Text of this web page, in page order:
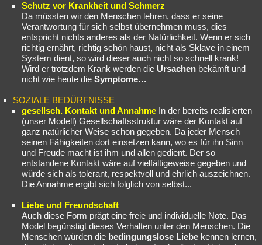
Schutz vor Krankheit und Schmerz
Da müssten wir den Menschen lehren, dass er seine
Verantwortung für sich selbst übernehmen muss, dies
entspricht nichts anderes als der Natürlichkeit. Wenn er sich
richtig ernährt, richtig schön haust, nicht als Sklave in einem
System dient, so wird dieser auch nicht so schnell krank!
Wird er trotzdem Krank werden die Ursachen bekämft und
nicht wie heute die Symptome…
SOZIALE BEDÜRFNISSE
gesellsch. Kontakt und Annahme In der bereits realisierten
(unser Modell) Gesellschaftsstruktur wäre der Kontakt auf
ganz natürlicher Weise schon gegeben. Da jeder Mensch
seinen Fähigkeiten dort einsetzen kann, wo es für ihn Sinn
und Freude macht ist ihm und allen gedient. Der so
entstandene Kontakt wäre auf vielfältigeweise gegeben und
würde sich als tolerant, respektvoll und ehrlich auszeichnen.
Die Annahme ergibt sich folglich von selbst...
Liebe und Freundschaft
Auch diese Form prägt eine freie und individuelle Note. Das
Model begünstigt dieses Verhalten unter den Menschen. Die
Menschen würden die bedingungslose Liebe kennen lernen,